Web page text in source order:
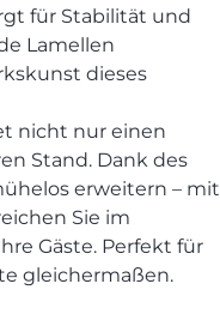
für Stabilität und
Lamellen
dieses
nicht nur einen
Stand. Dank des
erweitern – mit
Sie im
Gäste. Perfekt für
gleichermaßen.